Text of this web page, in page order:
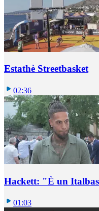
Estathè Streetbasket
02:36
Hackett: "È un
01:03